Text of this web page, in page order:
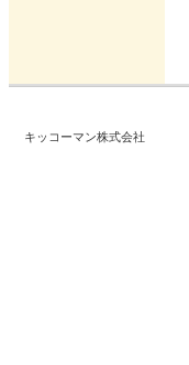
キッコーマン株式会社